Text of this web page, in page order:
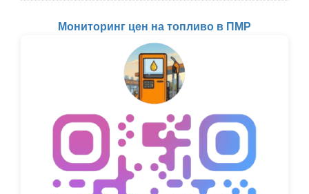
Мониторинг цен на топливо в ПМР